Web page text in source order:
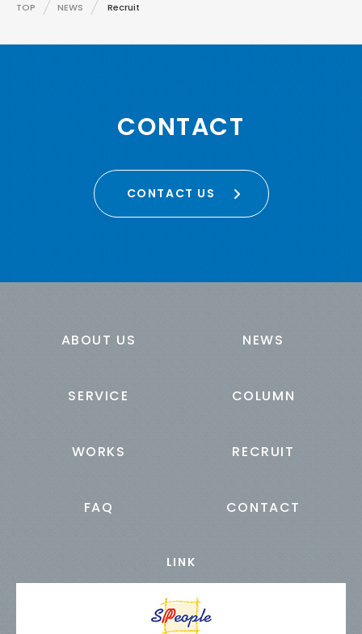
TOP NEWS Recruit
CONTACT
CONTACT US
ABOUT US
SERVICE
WORKS
FAQ
NEWS
COLUMN
RECRUIT
CONTACT
LINK